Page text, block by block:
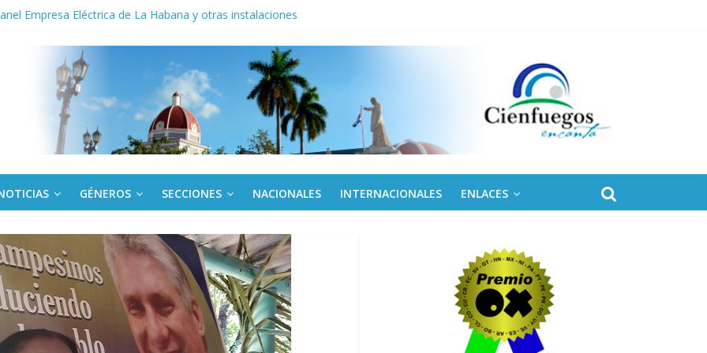
opacado por el alcohol
Libro y el legado editorial cubano
cubanos en certamen de ballet en Sudáfrica
para los niños trabajamos
GÉNEROS SECCIONES NACIONALES INTERNACIONALES ENLACES